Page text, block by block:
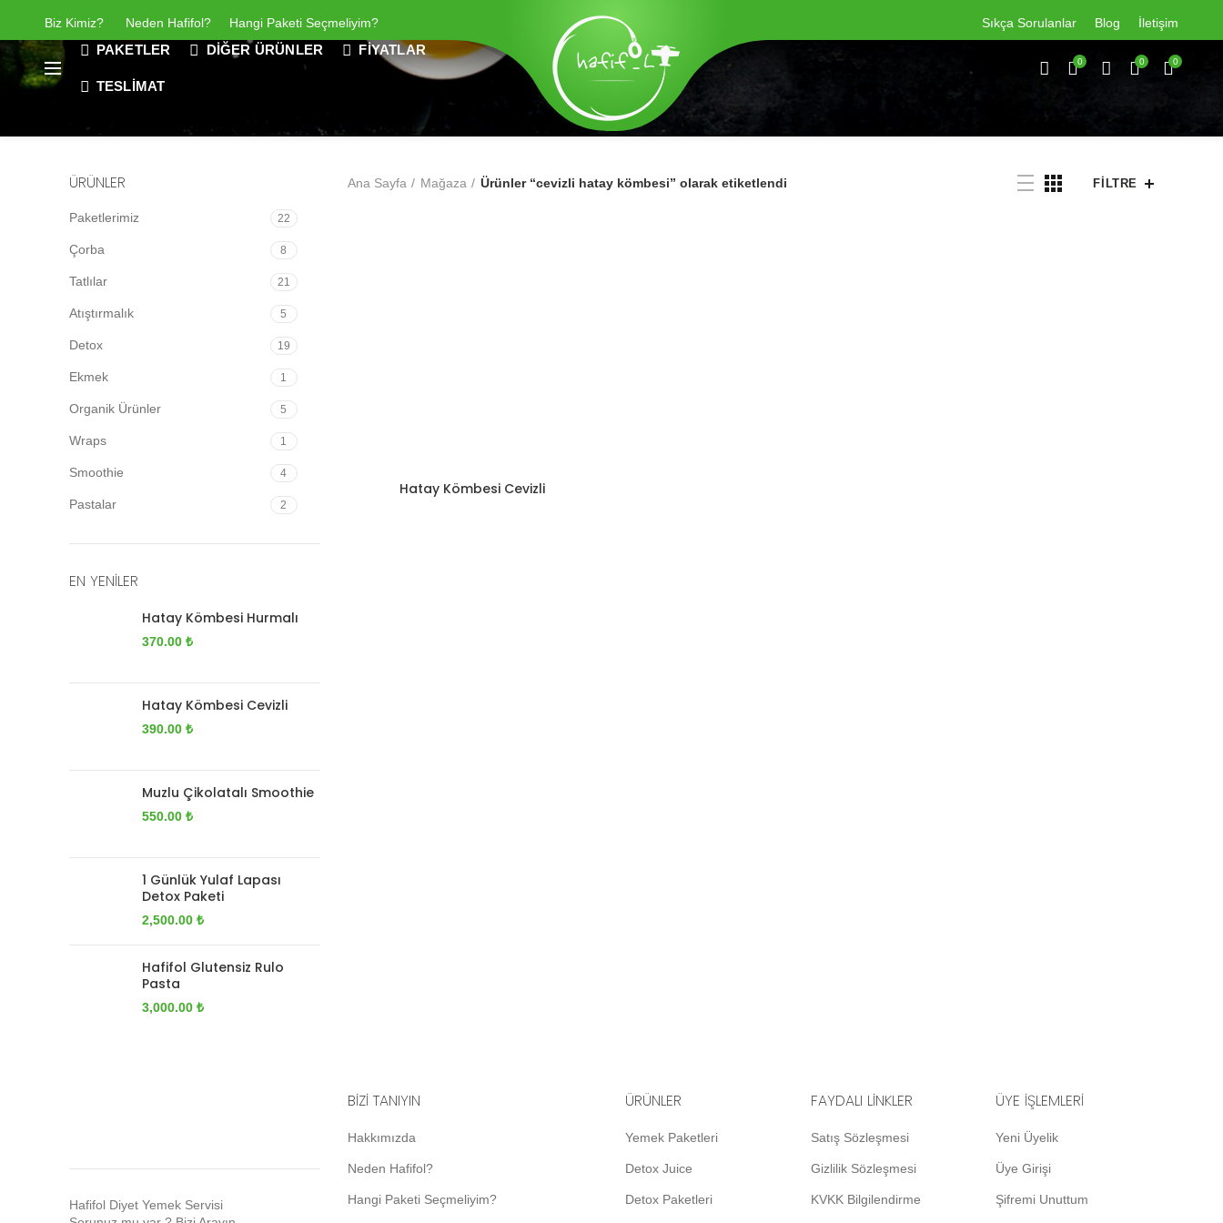
Biz Kimiz? Neden Hafifol? Hangi Paketi Seçmeliyim? Sıkça Sorulanlar Blog İletişim
PAKETLER DIĞER ÜRÜNLER FIYATLAR
TESLIMAT
0 0 0
ÜRÜNLER
Paketlerimiz 22
Çorba 8
Tatlılar 21
Atıştırmalık 5
Detox 19
Ekmek 1
Organik Ürünler 5
Wraps 1
Smoothie 4
Pastalar 2
EN YENILER
Hatay Kömbesi Hurmalı
370.00 ₺
Hatay Kömbesi Cevizli
390.00 ₺
Muzlu Çikolatalı Smoothie
550.00 ₺
1 Günlük Yulaf Lapası
Detox Paketi
2,500.00 ₺
Hafifol Glutensiz Rulo
Pasta
3,000.00 ₺
Ana Sayfa Mağaza Ürünler “cevizli hatay kömbesi” olarak etiketlendi FILTRE
Hatay Kömbesi Cevizli
Hafifol Diyet Yemek Servisi
BİZİ TANIYIN
Hakkımızda
Neden Hafifol?
Hangi Paketi Seçmeliyim?
ÜRÜNLER
Yemek Paketleri
Detox Juice
Detox Paketleri
FAYDALI LİNKLER
Satış Sözleşmesi
Gizlilik Sözleşmesi
KVKK Bilgilendirme
ÜYE İŞLEMLERİ
Yeni Üyelik
Üye Girişi
Şifremi Unuttum